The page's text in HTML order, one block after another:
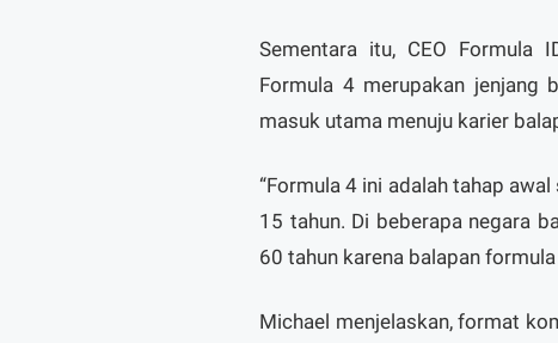
Sementara itu, CEO Formula
Formula 4 merupakan jenjang
masuk utama menuju karier
“Formula 4 ini adalah tahap
15 tahun. Di beberapa negara
60 tahun karena balapan
Michael menjelaskan, format